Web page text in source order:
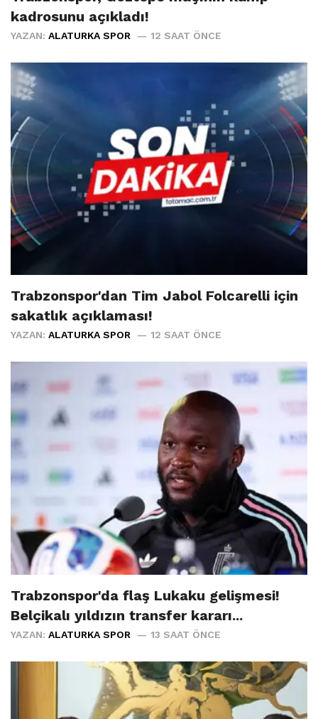
kadrosunu açıkladı!
YAZAN: ALATURKA SPOR 12 SAAT ÖNCE
Trabzonspor'dan Tim Jabol Folcarelli için
sakatlık açıklaması!
YAZAN: ALATURKA SPOR 12 SAAT ÖNCE
Trabzonspor'da flaş Lukaku gelişmesi!
Belçikalı yıldızın transfer kararı...
YAZAN: ALATURKA SPOR 13 SAAT ÖNCE